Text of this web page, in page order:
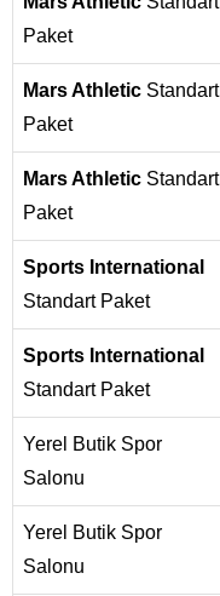
Paket
Mars Athletic Standart
Paket
Mars Athletic Standart
Paket
Sports International
Standart Paket
Sports International
Standart Paket
Yerel Butik Spor
Salonu
Yerel Butik Spor
Salonu